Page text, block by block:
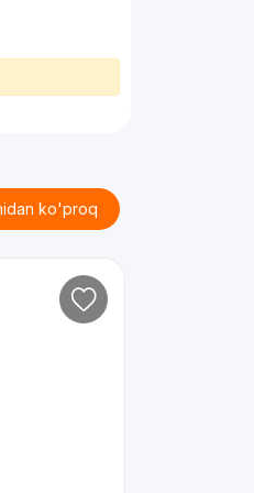
ko'proq